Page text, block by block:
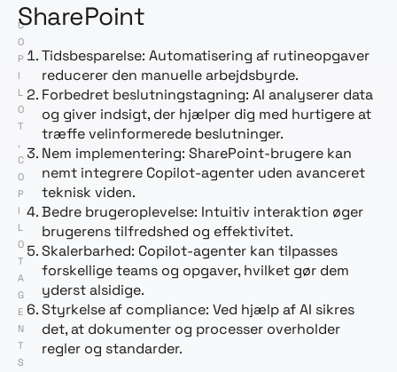
,
C
O
P
I
L
O
T
,
C
O
P
I
L
O
T
A
G
E
N
T
S
SharePoint
Tidsbesparelse: Automatisering af rutineopgaver
reducerer den manuelle arbejdsbyrde.
Forbedret beslutningstagning: AI analyserer data
og giver indsigt, der hjælper dig med hurtigere at
træffe velinformerede beslutninger.
Nem implementering: SharePoint-brugere kan
nemt integrere Copilot-agenter uden avanceret
teknisk viden.
Bedre brugeroplevelse: Intuitiv interaktion øger
brugerens tilfredshed og effektivitet.
Skalerbarhed: Copilot-agenter kan tilpasses
forskellige teams og opgaver, hvilket gør dem
yderst alsidige.
Styrkelse af compliance: Ved hjælp af AI sikres
det, at dokumenter og processer overholder
regler og standarder.